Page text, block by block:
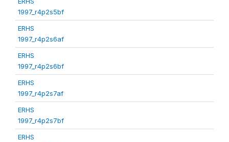
1997_r4p2s5bf
ERHS
1997_r4p2s6af
ERHS
1997_r4p2s6bf
ERHS
1997_r4p2s7af
ERHS
1997_r4p2s7bf
ERHS